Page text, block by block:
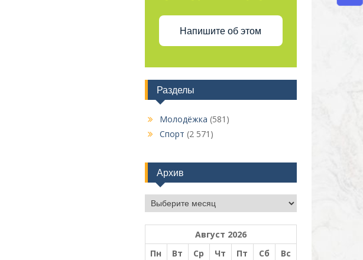
Напишите об этом
Разделы
Молодёжка (581)
Спорт (2 571)
Архив
Архив
Август 2026
Пн
Вт Ср Чт Пт Сб
Вс